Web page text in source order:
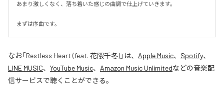
あまり激しくなく、落ち着いた感じの曲調で仕上げていきます。
まずは序曲です。
なお「Restless Heart (feat. 花隈千冬)」は、 Apple Music、 Spotify、
LINE MUSIC、 YouTube Music、 Amazon Music Unlimitedなどの音楽配
信サービスで聴くことができる。